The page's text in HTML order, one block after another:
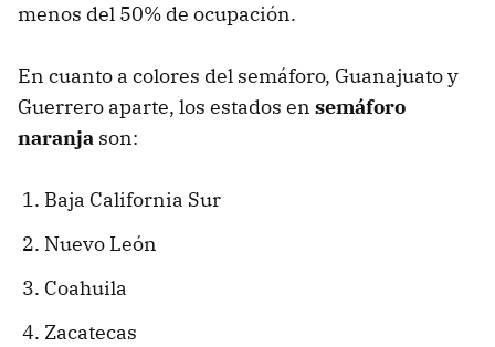
menos del 50% de ocupación.
En cuanto a colores del semáforo, Guanajuato y
Guerrero aparte, los estados en semáforo
naranja son:
Baja California Sur
Nuevo León
Coahuila
Zacatecas